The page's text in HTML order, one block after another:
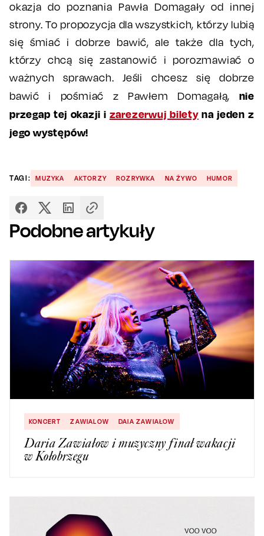
okazja do poznania Pawła Domagały od innej
strony. To propozycja dla wszystkich, którzy lubią
się śmiać i dobrze bawić, ale także dla tych,
którzy chcą się zastanowić i porozmawiać o
ważnych sprawach. Jeśli chcesz się dobrze
bawić i pośmiać z Pawłem Domagałą, nie
przegap tej okazji i zarezerwuj biletyna jeden z
jego występów!
TAGI: MUZYKA AKTORZY ROZRYWKA NA ŻYWO HUMOR
Podobne artykuły
KONCERT ZAWIALOW DAIA ZAWIAŁOW
Daria Zawiałow i muzyczny finał wakacji
w Kołobrzegu